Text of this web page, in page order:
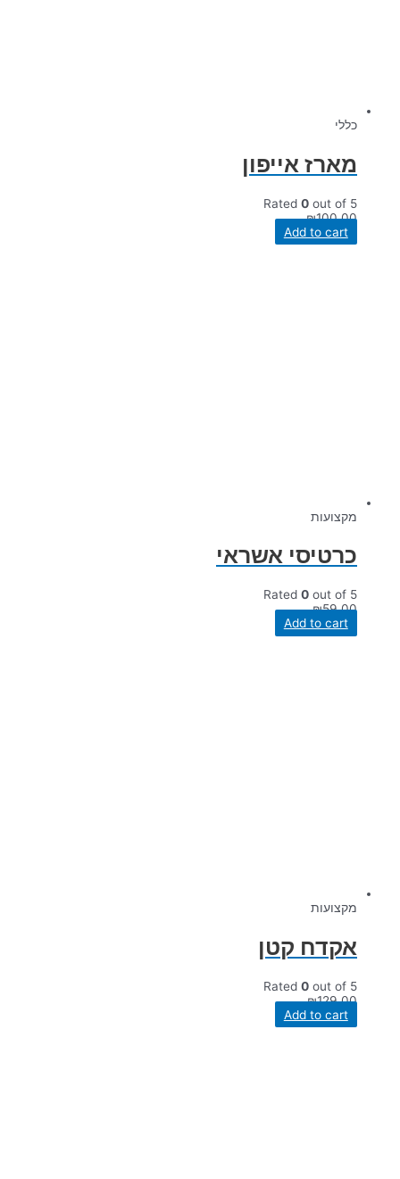
כללי
מארז אייפון
Rated 0 out of 5
₪100.00
Add to cart
מקצועות
כרטיסי אשראי
Rated 0 out of 5
₪59.00
Add to cart
מקצועות
אקדח קטן
Rated 0 out of 5
₪129.00
Add to cart